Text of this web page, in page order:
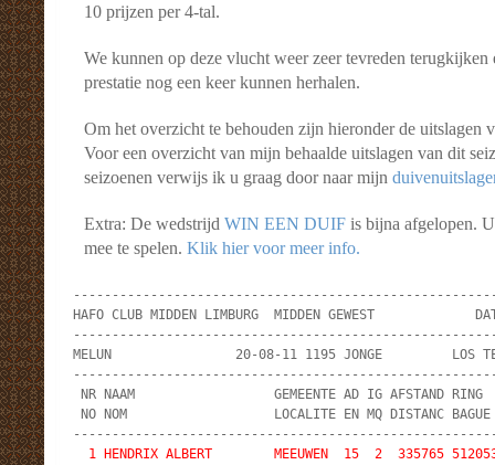
10 prijzen per 4-tal.
We kunnen op deze vlucht weer zeer tevreden terugkijken
prestatie nog een keer kunnen herhalen.
Om het overzicht te behouden zijn hieronder de uitslagen
Voor een overzicht van mijn behaalde uitslagen van dit
seizoenen verwijs ik u graag door naar mijn
Extra: De wedstrijd WIN EEN DUIF is bijna afgelopen.
mee te spelen. Klik hier voor meer info.
HAFO CLUB MIDDEN LIMBURG  MIDDEN GEWEST
MELUN                20-08-11 1195 JONGE         LOS TE-
NR NAAM                  GEMEENTE AD IG AFSTAND RING
NO NOM                   LOCALITE EN MQ DISTANC BAGUE
1 HENDRIX ALBERT        MEEUWEN  15  2  335765